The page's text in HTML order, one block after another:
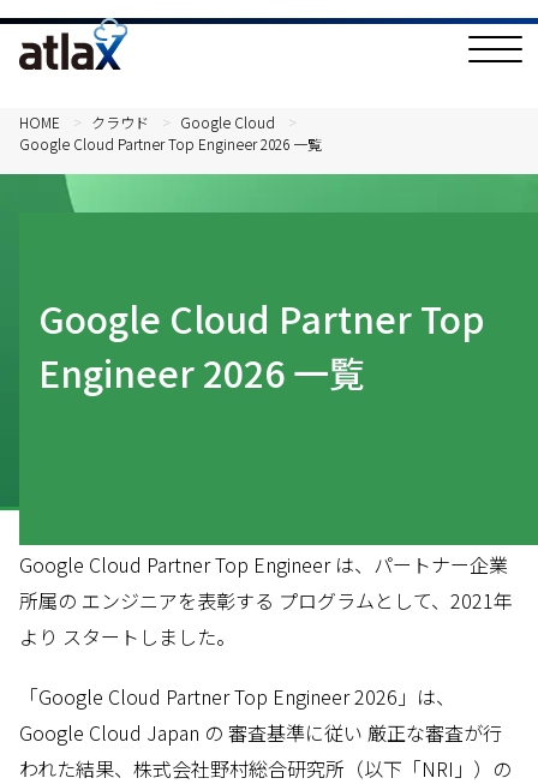
T
o
a
HOME クラウド
Google Cloud
Google Cloud Partner Top Engineer 2026 一覧
Google Cloud Partner Top
Engineer 2026 一覧
Google Cloud Partner Top Engineer は、パートナー企業
所属の エンジニアを表彰する プログラムとして、2021年
より スタートしました。
「Google Cloud Partner Top Engineer 2026」は、
Google Cloud Japan の 審査基準に従い 厳正な審査が行
われた結果、株式会社野村総合研究所（以下「NRI」）の